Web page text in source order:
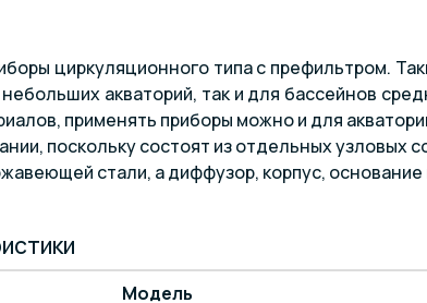
циркуляционного типа с префильтром.
акваторий, так и для бассейнов
применять приборы можно и для
поскольку состоят из отдельных узловых
стали, а диффузор, корпус,
Модель